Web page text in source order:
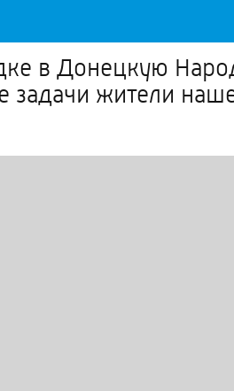
в Донецкую
жители